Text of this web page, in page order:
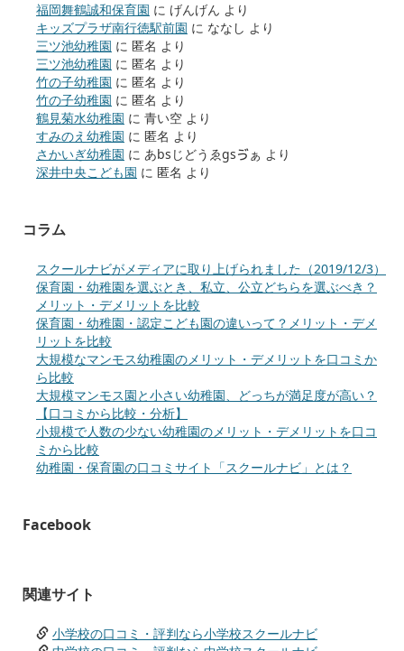
福岡舞鶴誠和保育園 に げんげん より
キッズプラザ南行徳駅前園 に ななし より
三ツ池幼稚園 に 匿名 より
三ツ池幼稚園 に 匿名 より
竹の子幼稚園 に 匿名 より
竹の子幼稚園 に 匿名 より
鶴見菊水幼稚園 に 青い空 より
すみのえ幼稚園 に 匿名 より
さかいぎ幼稚園 に あbsじどうゑgsゔぁ より
深井中央こども園 に 匿名 より
コラム
スクールナビがメディアに取り上げられました（2019/12/3）
保育園・幼稚園を選ぶとき、私立、公立どちらを選ぶべき？
メリット・デメリットを比較
保育園・幼稚園・認定こども園の違いって？メリット・デメ
リットを比較
大規模なマンモス幼稚園のメリット・デメリットを口コミか
ら比較
大規模マンモス園と小さい幼稚園、どっちが満足度が高い？
【口コミから比較・分析】
小規模で人数の少ない幼稚園のメリット・デメリットを口コ
ミから比較
幼稚園・保育園の口コミサイト「スクールナビ」とは？
Facebook
関連サイト
小学校の口コミ・評判なら小学校スクールナビ